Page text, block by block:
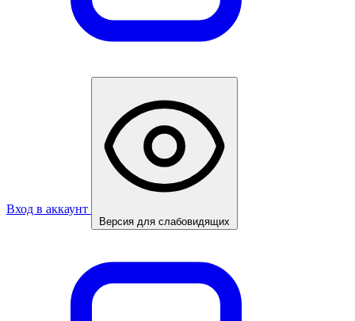
Вход в аккаунт
Версия для слабовидящих